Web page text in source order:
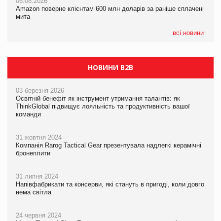
Amazon поверне клієнтам 600 млн доларів за раніше сплачені
мита
всі новини
05.08.2026
Сергій Лісунов про заморожені хлібобулочні вироби на
У Євросоюзі набули чинності нові правила щодо штучного
інтелекту
НОВИНИ B2B
03 березня 2026
Освітній бенефіт як інструмент утримання талантів: як
ThinkGlobal підвищує лояльність та продуктивність вашої
команди
31 жовтня 2024
Компанія Rarog Tactical Gear презентувала надлегкі керамічні
бронеплити
31 липня 2024
Напівфабрикати та консерви, які стануть в пригоді, коли довго
нема світла
24 червня 2024